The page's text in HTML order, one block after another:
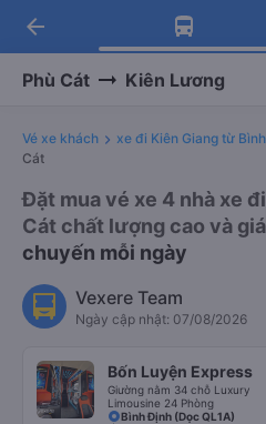
Tải app Vexere
Nhận ưu đãi thành
Tải app Vexere
-30k/ghế khi đặt
arrow_back
Phù Cát Kiên Lương
Vé xe khách xe đi Kiên Giang từ
Cát
Đặt mua vé xe 4 nhà xe
Cát chất lượng cao và
chuyến mỗi ngày
Vexere Team
Ngày cập nhật: 07/08/2026
Bốn Luyện Express
Giường nằm 34 chỗ Luxury
Limousine 24 Phòng
Bình Định (Dọc QL1A)